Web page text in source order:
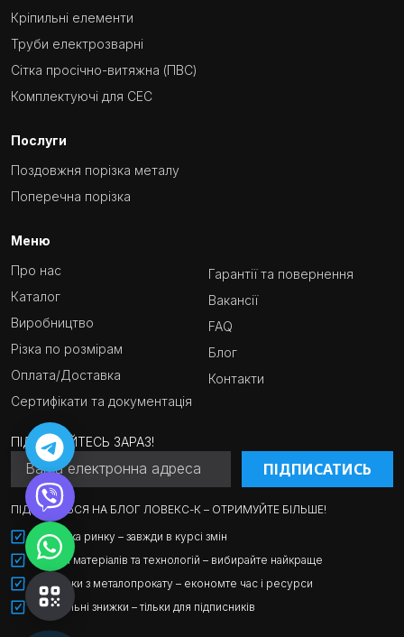
Кріпильні елементи
Труби електрозварні
Сітка просічно-витяжна (ПВС)
Комплектуючі для СЕС
Послуги
Поздовжня порізка металу
Поперечна порізка
Меню
Про нас
Каталог
Виробництво
Різка по розмірам
Оплата/Доставка
Сертифікати та документація
Гарантії та повернення
Вакансії
FAQ
Блог
Контакти
ПІДПИСУЙТЕСЬ ЗАРАЗ!
ПІДПИСАТИСЬ
ПІДПИШІТЬСЯ НА БЛОГ ЛОВЕКС-К – ОТРИМУЙТЕ БІЛЬШЕ!
Аналітика ринку – завжди в курсі змін
Огляди матеріалів та технологій – вибирайте найкраще
Лайфхаки з металопрокату – економте час і ресурси
Спеціальні знижки – тільки для підписників